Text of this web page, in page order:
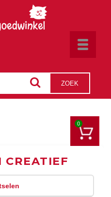
Toggle
ZOEK
0
CREATIEF